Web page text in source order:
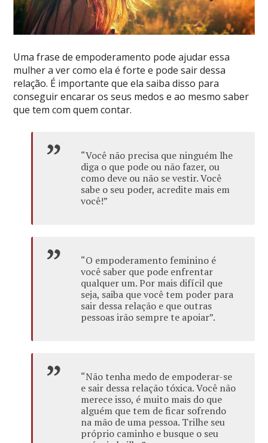
Uma frase de empoderamento pode ajudar essa
mulher a ver como ela é forte e pode sair dessa
relação. É importante que ela saiba disso para
conseguir encarar os seus medos e ao mesmo saber
que tem com quem contar.
“Você não precisa que ninguém lhe
diga o que pode ou não fazer, ou
como deve ou não se vestir. Você
sabe o seu poder, acredite mais em
você!”
“O empoderamento feminino é
você saber que pode enfrentar
qualquer um. Por mais difícil que
seja, saiba que você tem poder para
sair dessa relação e que outras
pessoas irão sempre te apoiar”.
“Não tenha medo de empoderar-se
e sair dessa relação tóxica. Você não
merece isso, é muito mais do que
alguém que tem de ficar sofrendo
na mão de uma pessoa. Trilhe seu
próprio caminho e busque o seu